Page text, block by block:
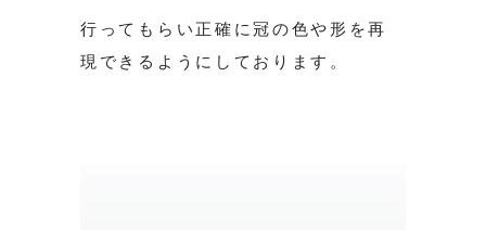
行ってもらい正確に冠の色や形を再
現できるようにしております。